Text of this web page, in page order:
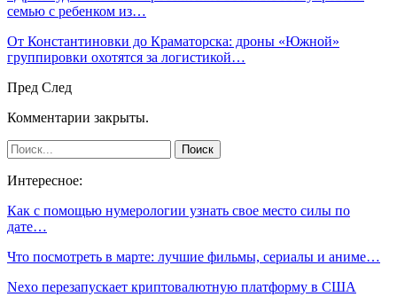
семью с ребенком из…
От Константиновки до Краматорска: дроны «Южной»
группировки охотятся за логистикой…
Пред След
Комментарии закрыты.
Интересное:
Как с помощью нумерологии узнать свое место силы по
дате…
Что посмотреть в марте: лучшие фильмы, сериалы и аниме…
Nexo перезапускает криптовалютную платформу в США